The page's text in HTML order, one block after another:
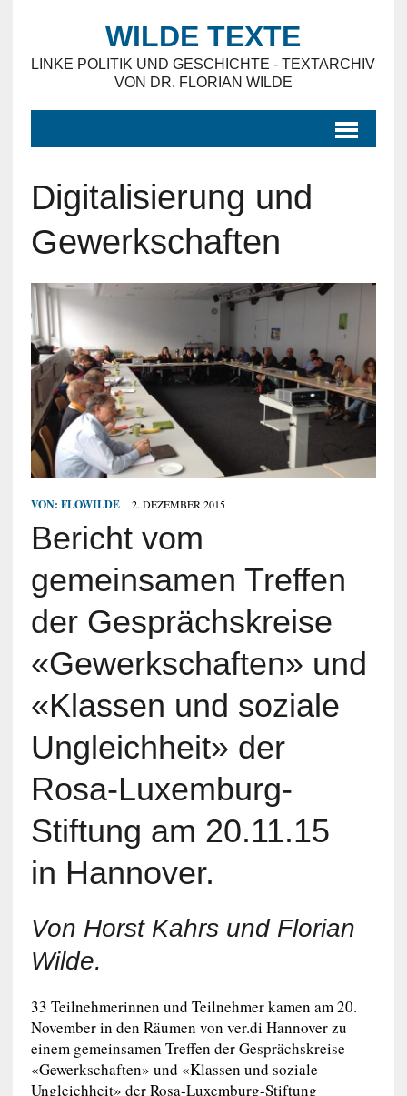
WILDE TEXTE
LINKE POLITIK UND GESCHICHTE - TEXTARCHIV
VON DR. FLORIAN WILDE
Digitalisierung und
Gewerkschaften
VON: FLOWILDE 2. DEZEMBER 2015
Bericht vom
gemeinsamen Treffen
der Gesprächskreise
«Gewerkschaften» und
«Klassen und soziale
Ungleichheit» der
Rosa-Luxemburg-
Stiftung am 20.11.15
in Hannover.
Von Horst Kahrs und Florian
Wilde.
33 Teilnehmerinnen und Teilnehmer kamen am 20.
November in den Räumen von ver.di Hannover zu
einem gemeinsamen Treffen der Gesprächskreise
«Gewerkschaften» und «Klassen und soziale
Ungleichheit» der Rosa-Luxemburg-Stiftung